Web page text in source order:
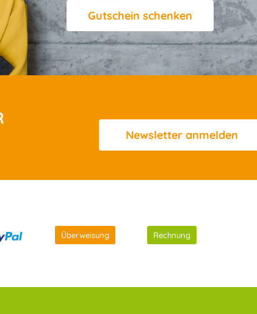
Gutschein schenken
Newsletter anmelden
Überweisung Rechnung